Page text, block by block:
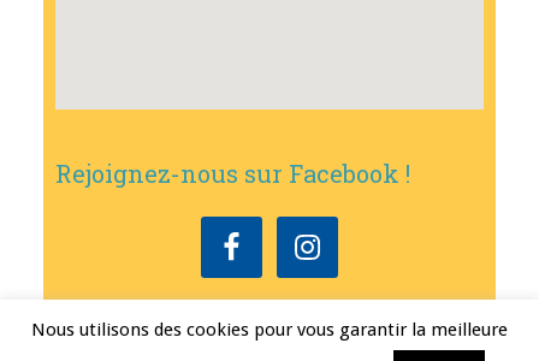
Rejoignez-nous sur Facebook !
Nous utilisons des cookies pour vous garantir la meilleure